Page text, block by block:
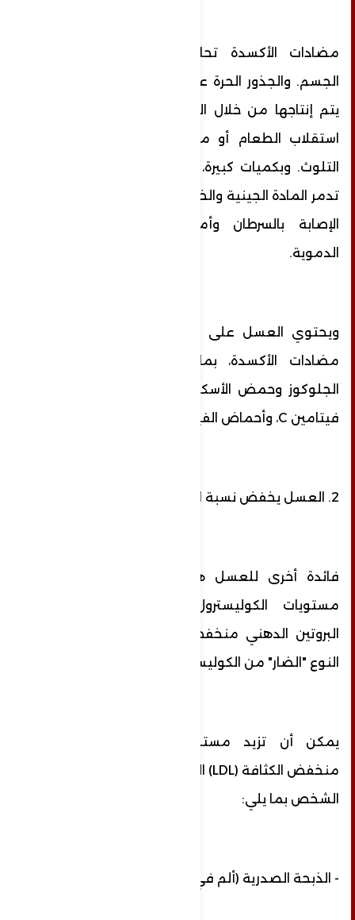
مضادات الأكسدة تحارب الجذور الحرة في
الجسم. والجذور الحرة عبارة عن مواد كيميائية
يتم إنتاجها من خلال العمليات الجسدية مثل
استقلاب الطعام أو من مصادر خارجية مثل
التلوث. وبكميات كبيرة، يمكن للجذور الحرة أن
تدمر المادة الجينية والخلايا، ما قد يزيد من خطر
الإصابة بالسرطان وأمراض القلب والأوعية
الدموية.
ويحتوي العسل على مجموعة متنوعة من
مضادات الأكسدة، بما في ذلك: أوكسيديز
الجلوكوز وحمض الأسكوربيك، وهو أحد أشكال
فيتامين C، وأحماض الفينول، والفلافونويد.
2. العسل يخفض نسبة الكوليسترول
فائدة أخرى للعسل هي أنه قد يقلل من
مستويات الكوليسترول، وتحديدا مستويات
النوع "الضار" من الكوليسترول.
يمكن أن تزيد مستويات البروتين الدهني
منخفض الكثافة (LDL) المرتفعة من خطر إصابة
الشخص بما يلي:
- الذبحة الصدرية (ألم في الصدر)